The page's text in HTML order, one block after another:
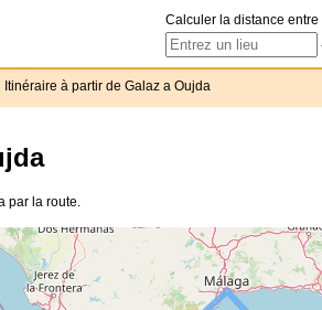
Calculer la distance
Itinéraire à partir de Galaz a Oujda
par la route.